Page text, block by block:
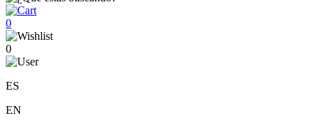
0
0
ES
EN